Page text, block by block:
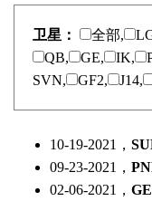
卫星： 全部,
QB,
GE, IK,
SVN,
GF2, J14,
10-19-2021，
09-23-2021，
02-06-2021，